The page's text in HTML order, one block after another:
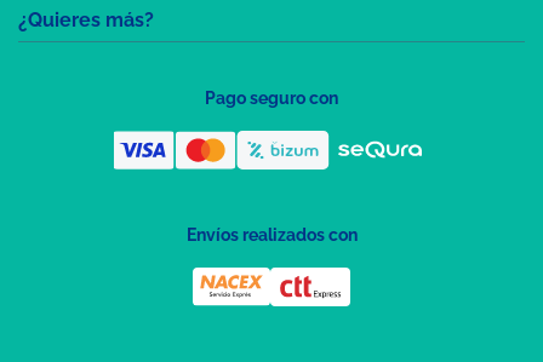
¿Quieres más?
Pago seguro con
Envíos realizados con